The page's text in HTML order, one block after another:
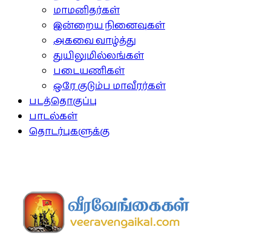
மாமனிதர்கள்
இன்றைய நினைவுகள்
அகவை வாழ்த்து
துயிலுமில்லங்கள்
படையணிகள்
ஒரே குடும்ப மாவீரர்கள்
படத்தொகுப்பு
பாடல்கள்
தொடர்புகளுக்கு